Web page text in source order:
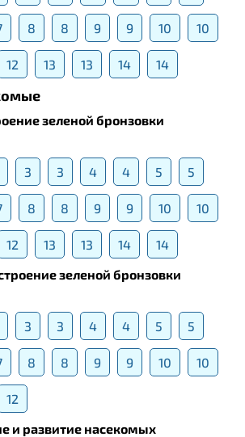
8 8 9 9 10 10
12 13 13 14 14
зеленой бронзовки
3 3 4 4 5 5
8 8 9 9 10 10
12 13 13 14
14
зеленой бронзовки
3 3 4 4 5 5
8 8 9 9 10 10
12
и развитие насекомых